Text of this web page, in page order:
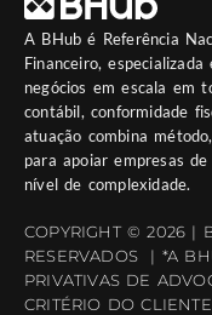
A BHub é Referência
Financeiro,
negócios em escala em
contábil, conformidade
atuação combina
para apoiar empresas
nível de complexidade.
COPYRIGHT © 2026 |
RESERVADOS | *A
PRIVATIVAS DE
CRITÉRIO DO